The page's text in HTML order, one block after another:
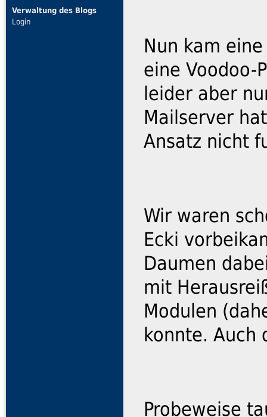
Verwaltung des Blogs
Login
Nun kam
eine Voodoo-
leider aber
Mailserver
Ansatz nicht
Wir waren
Ecki
Daumen
mit
Modulen
konnte. Auch
Probeweise